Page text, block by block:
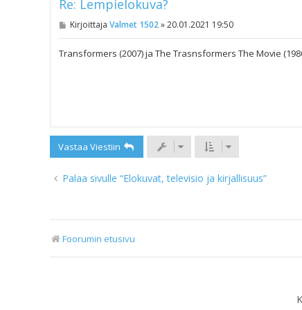
Re: Lempielokuva?
V
s
Kirjoittaja Valmet 1502»20.01.2021 19:50
Transformers (2007) ja The Trasnsformers The Movie
Vastaa Viestiin
Palaa sivulle “Elokuvat, televisio ja kirjallisuus”
Foorumin etusivu